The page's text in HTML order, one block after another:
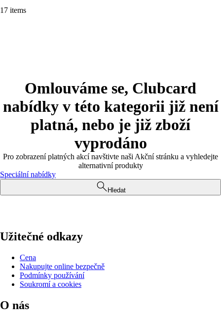
17 items
Omlouváme se, Clubcard
nabídky v této kategorii již není
platná, nebo je již zboží
vyprodáno
Pro zobrazení platných akcí navštivte naši Akční stránku a vyhledejte
alternativní produkty
Speciální nabídky
Hledat
Užitečné odkazy
Cena
Nakupujte online bezpečně
Podmínky používání
Soukromí a cookies
O nás